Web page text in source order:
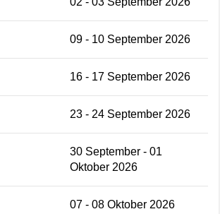
09 - 10 September 2026
16 - 17 September 2026
23 - 24 September 2026
30 September - 01
Oktober 2026
07 - 08 Oktober 2026